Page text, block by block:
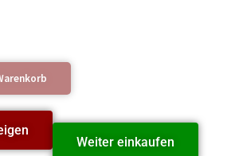
Weiter einkaufen